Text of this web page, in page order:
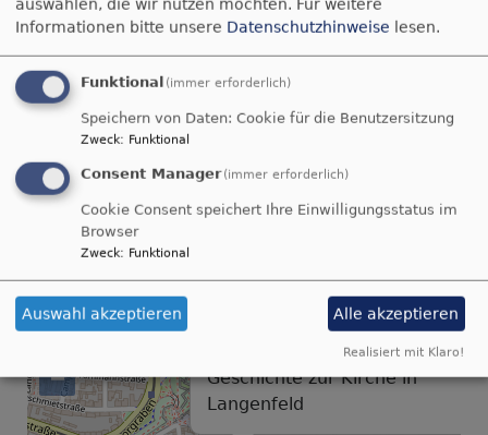
Kreisdekan OK Hans Luther
Kirchenfenster: Fa Gustav von Treek München,
fränkischen Künstler Eitel Klein, 1990 verstorben
17.8.1972 Glasmalereinen: 8717,13 DM
2 Emporesäulen + Taufstein für 100 DM verkauft
4. Glocke 1976 gespendet; Glockenweihe
Pfingsten 1976
31.10.1973 Einweihung des Kindergartens.
Geschichte zur Kirche in
Langenfeld
+
−
auswählen, die wir nutzen möchten. Für weitere
Informationen bitte unsere Datenschutzhinweise lesen.
Funktional (immer erforderlich)
Speichern von Daten: Cookie für die Benutzersitzung
Zweck: Funktional
Consent Manager (immer erforderlich)
Cookie Consent speichert Ihre Einwilligungsstatus im
Browser
Zweck: Funktional
Auswahl akzeptieren Alle akzeptieren
Realisiert mit Klaro!